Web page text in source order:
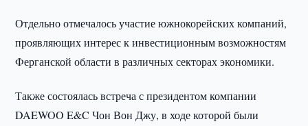
Отдельно отмечалось участие южнокорейских компаний,
проявляющих интерес к инвестиционным возможностям
Ферганской области в различных секторах экономики.
Также состоялась встреча с президентом компании
DAEWOO E&C Чон Вон Джу, в ходе которой были